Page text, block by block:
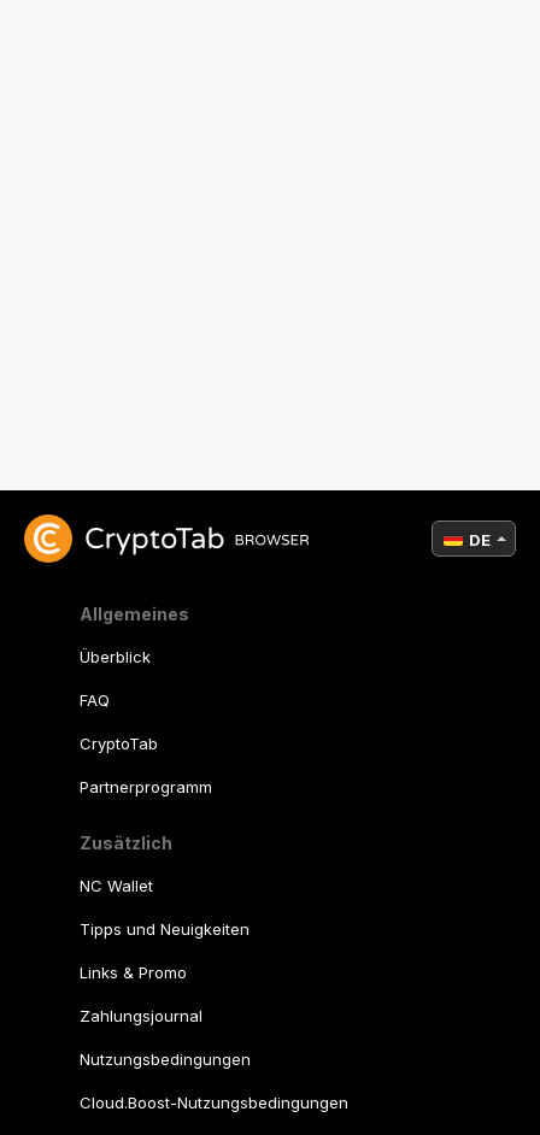
Allgemeines
Überblick
FAQ
CryptoTab
Partnerprogramm
Zusätzlich
NC Wallet
Tipps und Neuigkeiten
Links & Promo
Zahlungsjournal
Nutzungsbedingungen
Cloud.Boost-Nutzungsbedingungen
DE